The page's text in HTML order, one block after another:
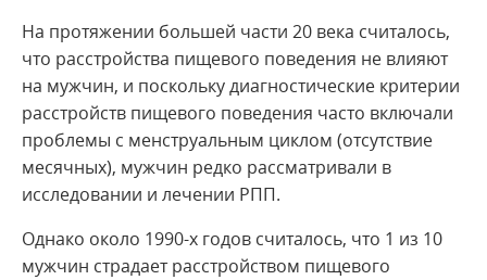
На протяжении большей части 20 века считалось,
что расстройства пищевого поведения не влияют
на мужчин, и поскольку диагностические критерии
расстройств пищевого поведения часто включали
проблемы с менструальным циклом (отсутствие
месячных), мужчин редко рассматривали в
исследовании и лечении РПП.
Однако около 1990-х годов считалось, что 1 из 10
мужчин страдает расстройством пищевого